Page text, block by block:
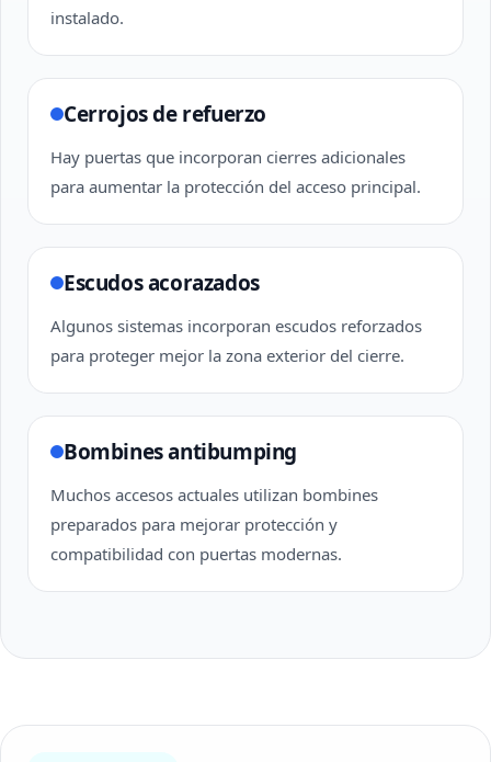
instalado.
Cerrojos de refuerzo
Hay puertas que incorporan cierres adicionales
para aumentar la protección del acceso principal.
Escudos acorazados
Algunos sistemas incorporan escudos reforzados
para proteger mejor la zona exterior del cierre.
Bombines antibumping
Muchos accesos actuales utilizan bombines
preparados para mejorar protección y
compatibilidad con puertas modernas.